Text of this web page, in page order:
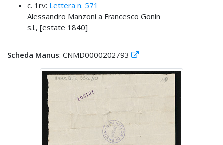
c. 1rv: Lettera n. 571
Alessandro Manzoni a Francesco Gonin
s.l., [estate 1840]
Scheda Manus: CNMD0000202793